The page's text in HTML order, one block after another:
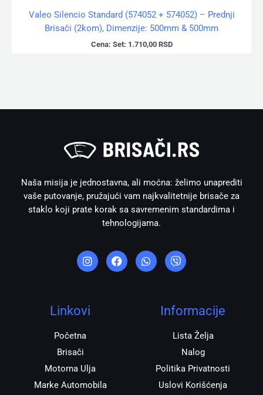
Valeo Silencio Standard (574052 + 574052) – Prednji
Brisači (2kom), Dimenzije: 500mm & 500mm
Cena: Set: 1.710,00 RSD
Naša misija je jednostavna, ali moćna: želimo unaprediti
vaše putovanje, pružajući vam najkvalitetnije brisače za
staklo koji prate korak sa savremenim standardima i
tehnologijama.
n
s
t
r
a
a
c
e
h
a
t
i
b
e
Linkovi
Početna
Brisači
Motorna Ulja
Marke Automobila
Informacije
Lista Želja
Nalog
Politika Privatnosti
Uslovi Korišćenja